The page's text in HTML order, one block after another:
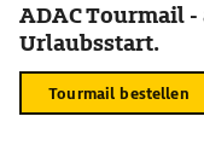
ADAC Tourmail
Urlaubsstart.
Tourmail bestellen